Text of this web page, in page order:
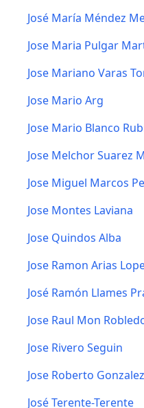
José María Méndez
Jose Maria Pulgar
Jose Mariano Varas
Jose Mario Arg
Jose Mario Blanco
Jose Melchor Suarez
Jose Miguel Marcos
Jose Montes Laviana
Jose Quindos Alba
Jose Ramon Arias
José Ramón Llames
Jose Raul Mon
Jose Rivero Seguin
Jose Roberto
José Terente-Terente